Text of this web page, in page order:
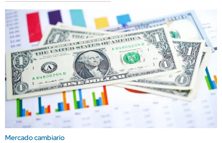
Mercado cambiario